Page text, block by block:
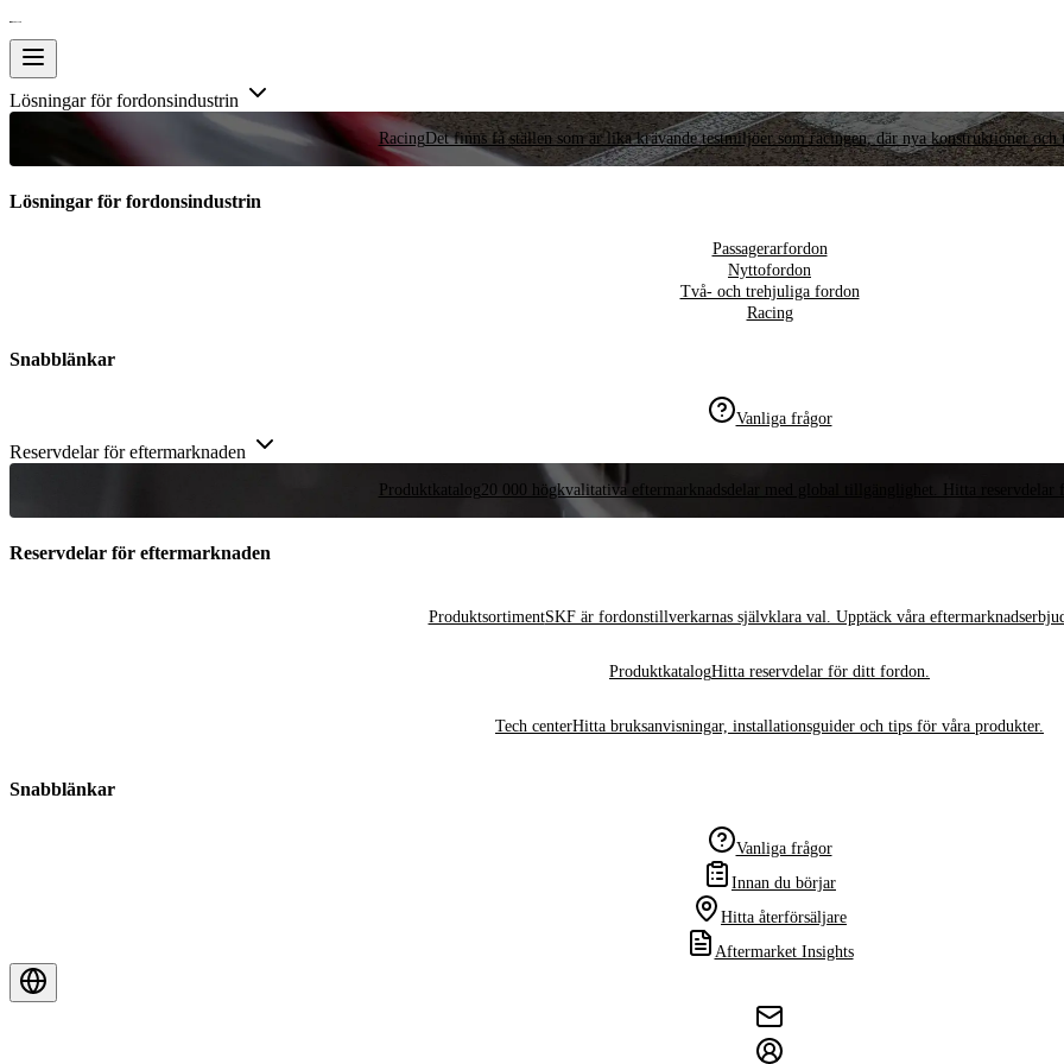
Lösningar för fordonsindustrin
RacingDet finns få ställen som är lika krävande testmiljöer som racingen, där nya konstruktioner och
Lösningar för fordonsindustrin
Passagerarfordon
Nyttofordon
Två- och trehjuliga fordon
Racing
Snabblänkar
Vanliga frågor
Reservdelar för eftermarknaden
Produktkatalog20 000 högkvalitativa eftermarknadsdelar med global tillgänglighet. Hitta
Reservdelar för eftermarknaden
ProduktsortimentSKF är fordonstillverkarnas självklara val. Upptäck våra
ProduktkatalogHitta reservdelar för ditt fordon.
Tech centerHitta bruksanvisningar, installationsguider och tips för våra produkter.
Snabblänkar
Vanliga frågor
Innan du börjar
Hitta återförsäljare
Aftermarket Insights